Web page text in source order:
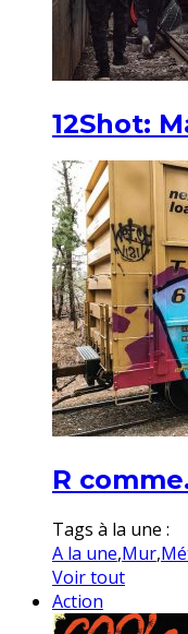
12Shot:
R
Tags à la une :
A la une,Mur,
Voir tout
Action